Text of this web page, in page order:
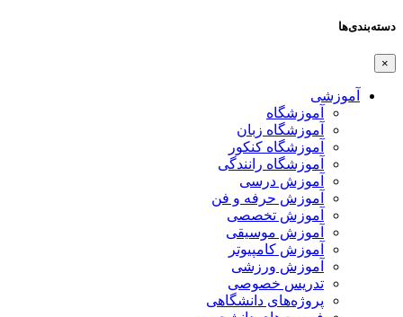
دسته‌بندی‌ها
×
آموزشی
آموزشگاه
آموزشگاه زبان
آموزشگاه کنکور
آموزشگاه رانندگی
آموزش درسی
آموزش حرفه و فن
آموزش تخصصی
آموزش موسیقی
آموزش کامپیوتر
آموزش ورزشی
تدریس خصوصی
پروژه‌های دانشگاهی